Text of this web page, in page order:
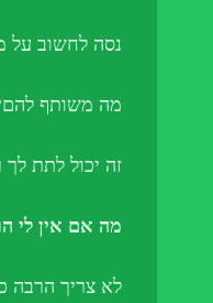
נסה לחשוב על
מה משותף
זה יכול לתת
מה אם אין לי
לא צריך הרבה